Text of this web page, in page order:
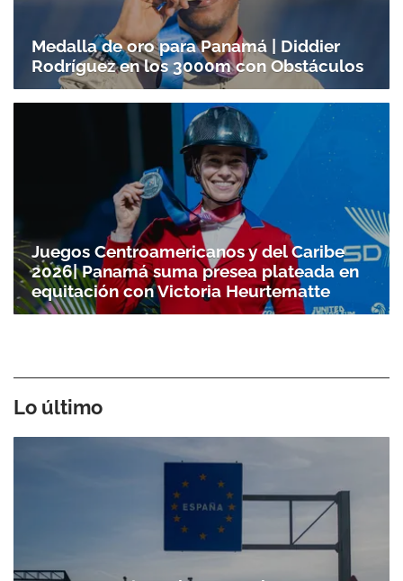
Medalla de oro para Panamá | Diddier
Rodríguez en los 3000m con Obstáculos
Juegos Centroamericanos y del Caribe
2026| Panamá suma presea plateada en
equitación con Victoria Heurtematte
Lo último